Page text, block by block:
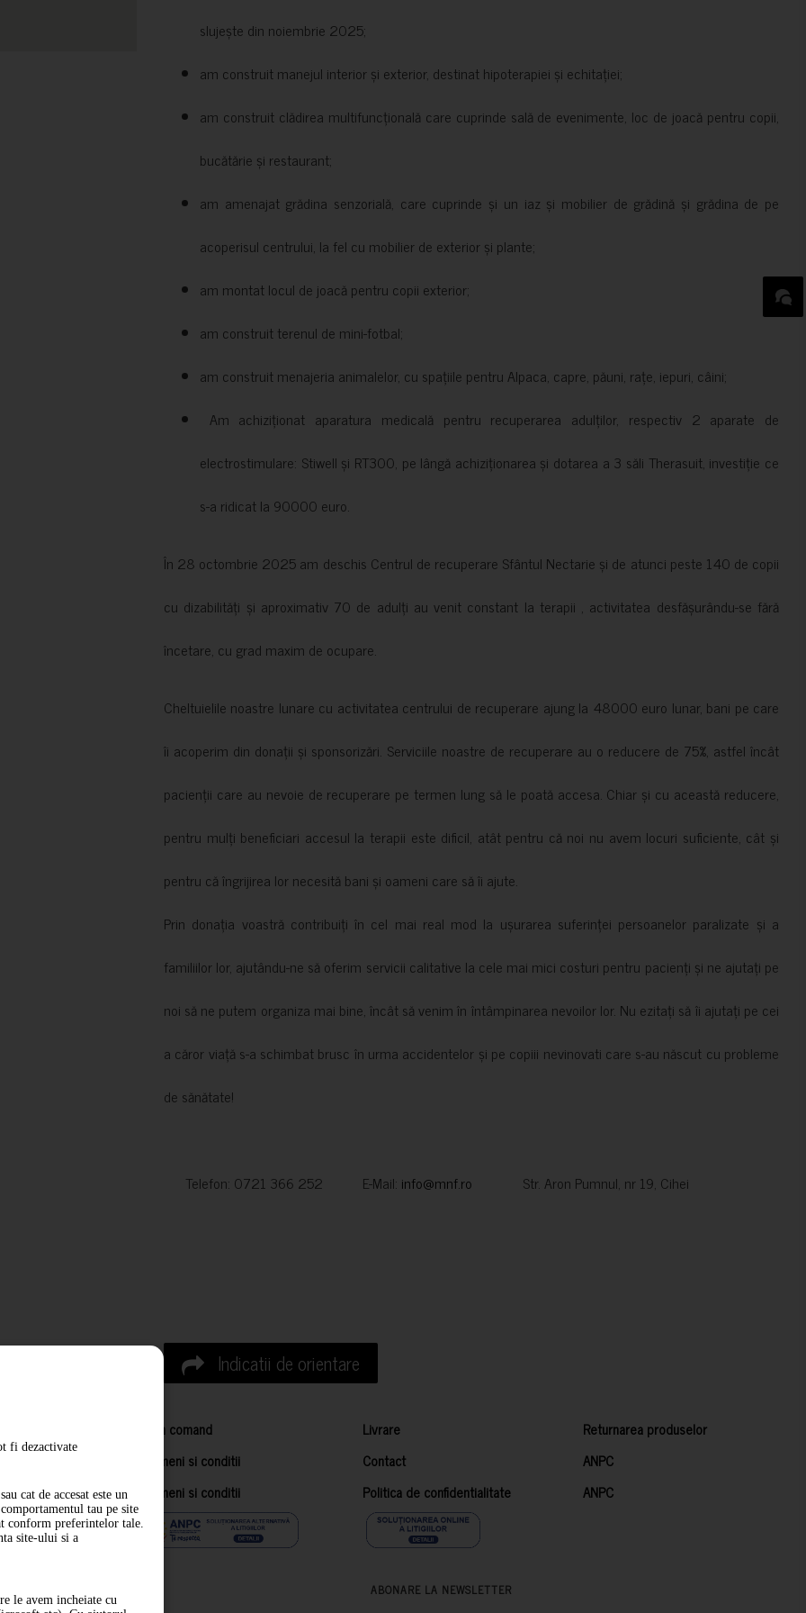
slujește din noiembrie 2025;
am construit manejul interior și exterior, destinat hipoterapiei și echitației;
am construit clădirea multifuncțională care cuprinde sală de evenimente, loc de joacă pentru copii,
bucătărie și restaurant;
am amenajat grădina senzorială, care cuprinde și un iaz și mobilier de grădină și grădina de pe
acoperisul centrului, la fel cu mobilier de exterior și plante;
am montat locul de joacă pentru copii exterior;
am construit terenul de mini-fotbal;
am construit menajeria animalelor, cu spațiile pentru Alpaca, capre, păuni, rațe, iepuri, câini;
Am achiziționat aparatura medicală pentru recuperarea adulților, respectiv 2 aparate de
electrostimulare: Stiwell și RT300, pe lângă achiziționarea și dotarea a 3 săli Therasuit, investiție ce
s-a ridicat la 90000 euro.
În 28 octombrie 2025 am deschis Centrul de recuperare Sfântul Nectarie și de atunci peste 140 de copii
cu dizabilități și aproximativ 70 de adulți au venit constant la terapii , activitatea desfășurându-se fără
încetare, cu grad maxim de ocupare.
Cheltuielile noastre lunare cu activitatea centrului de recuperare ajung la 48000 euro lunar, bani pe care
îi acoperim din donații și sponsorizări. Serviciile noastre de recuperare au o reducere de 75%, astfel încât
pacienții care au nevoie de recuperare pe termen lung să le poată accesa. Chiar și cu această reducere,
pentru mulți beneficiari accesul la terapii este dificil, atât pentru că noi nu avem locuri suficiente, cât și
pentru că îngrijirea lor necesită bani și oameni care să îi ajute.
Prin donația voastră contribuiți în cel mai real mod la ușurarea suferinței persoanelor paralizate și a
familiilor lor, ajutându-ne să oferim servicii calitative la cele mai mici costuri pentru pacienți și ne ajutați pe
noi să ne putem organiza mai bine, încât să venim în întâmpinarea nevoilor lor. Nu ezitați să îi ajutați pe cei
a căror viață s-a schimbat brusc în urma accidentelor și pe copiii nevinovati care s-au născut cu probleme
de sănătate!
Telefon: 0721 366 252 E-Mail: info@mnf.ro Str. Aron Pumnul, nr 19, Cihei
Indicatii de orientare
Cum comand Livrare
Returnarea produselor
Termeni si conditii
Contact
ANPC
Termeni si conditii
Politica de confidentialitate ANPC
ABONARE LA NEWSLETTER
fi dezactivate
cat de accesat este un
tau pe site
conform preferintelor tale.
site-ului si a
le avem incheiate cu